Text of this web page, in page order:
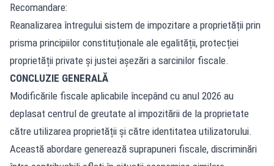
Recomandare:
Reanalizarea întregului sistem de impozitare a proprietății prin
prisma principiilor constituționale ale egalității, protecției
proprietății private și justei așezări a sarcinilor fiscale.
CONCLUZIE GENERALĂ
Modificările fiscale aplicabile începând cu anul 2026 au
deplasat centrul de greutate al impozitării de la proprietate
către utilizarea proprietății și către identitatea utilizatorului.
Această abordare generează suprapuneri fiscale, discriminări